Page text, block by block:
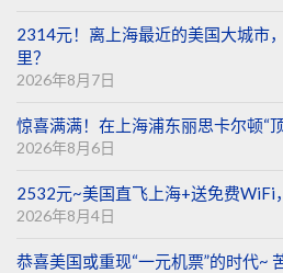
2314元！离上海最近的美国大城市
里？
2026年8月7日
惊喜满满！在上海浦东丽思卡尔顿“
2026年8月6日
2532元~美国直飞上海+送免费WiFi
2026年8月4日
恭喜美国或重现“一元机票”的时代~